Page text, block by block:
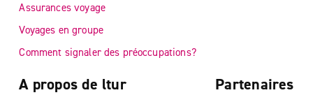
Assurances voyage
Voyages en groupe
Comment signaler des préoccupations?
A propos de ltur Partenaires